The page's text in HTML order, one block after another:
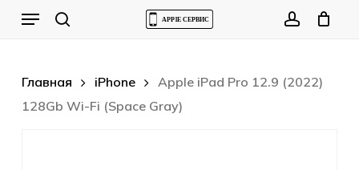
Menu
Главная iPhone
Apple iPad Pro 12.9 (2022)
128Gb Wi-Fi (Space Gray)